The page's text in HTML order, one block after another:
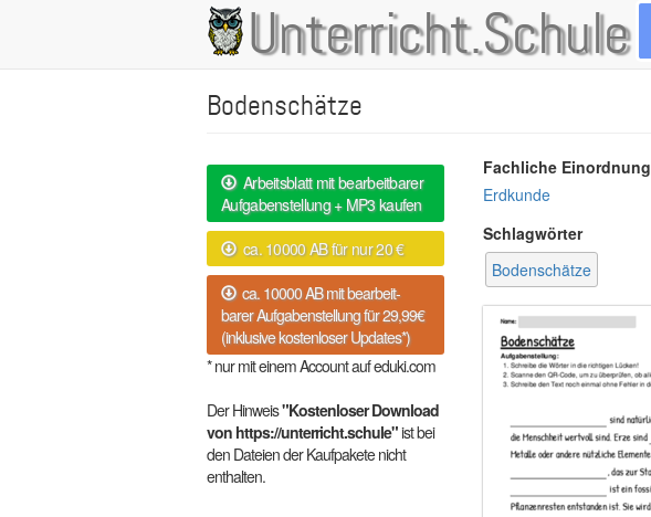
Unterricht.Schule
Main
navigation
Bodenschätze
Arbeitsblatt mit bearbeitbarer
Aufgabenstellung + MP3 kaufen
ca. 10000 AB für nur 20 €
ca. 10000 AB mit bearbeit-
barer Aufgabenstellung für 29,99€
(inklusive kostenloser Updates*)
* nur mit einem Account auf eduki.com
Der Hinweis"Kostenloser Download
von https://unterricht.schule"ist bei
den Dateien der Kaufpakete nicht
enthalten.
Fachliche Einordnung
Erdkunde
Schlagwörter
Bodenschätze